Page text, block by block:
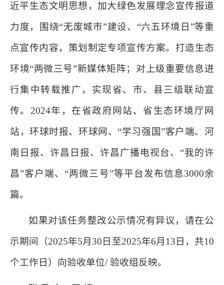
近平生态文明思想，加大绿色发展理念宣传报道
力度，围绕“无废城市”建设、“六五环境日”等重
点宣传内容，策划制定专项宣传方案。打造生态
环境“两微三号”新媒体矩阵；对上级重要信息进
行集中转载推广，实现省、市、县三级联动宣
传。2024年，在省政府网站、省生态环境厅网
站，环球时报、环球网、“学习强国”客户端、河
南日报、许昌日报、许昌广播电视台、“我的许
昌”客户端、“两微三号”等平台发布信息3000余
篇。
如果对该任务整改公示情况有异议，请在公
示期间（2025年5月30日至2025年6月13日，共10
个工作日）向验收单位/ 验收组反映。